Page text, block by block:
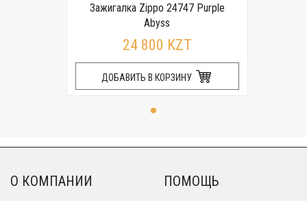
Зажигалка Zippo 24747 Purple
Abyss
24 800 KZT
ДОБАВИТЬ В КОРЗИНУ
О КОМПАНИИ ПОМОЩЬ